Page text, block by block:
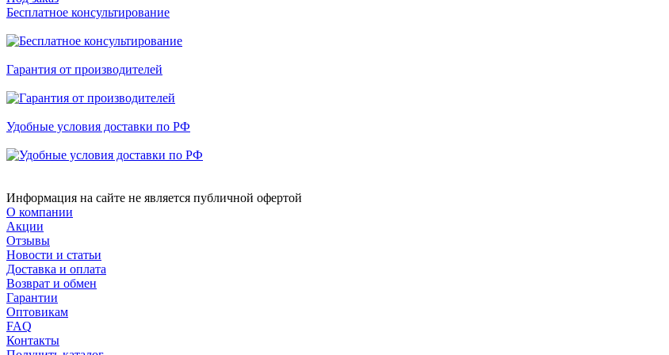
Бесплатное консультирование
Гарантия от производителей
Удобные условия доставки по РФ
Информация на сайте не является публичной офертой
О компании
Акции
Отзывы
Новости и статьи
Доставка и оплата
Возврат и обмен
Гарантии
Оптовикам
FAQ
Контакты